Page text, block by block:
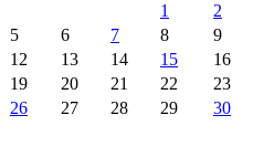
1
2
5 6 7 8
9
12 13 14 15
16
19 20 21 22
23
26 27 28 29
30